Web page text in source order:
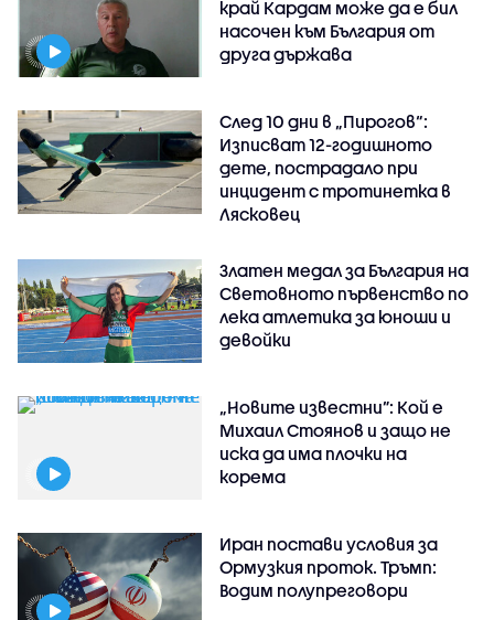
край Кардам може да е бил
насочен към България от
друга държава
След 10 дни в „Пирогов“:
Изписват 12-годишното
дете, пострадало при
инцидент с тротинетка в
Лясковец
Златен медал за България на
Световното първенство по
лека атлетика за юноши и
девойки
„Новите известни”: Кой е
Михаил Стоянов и защо не
иска да има плочки на
корема
Иран постави условия за
Ормузкия проток. Тръмп:
Водим полупреговори